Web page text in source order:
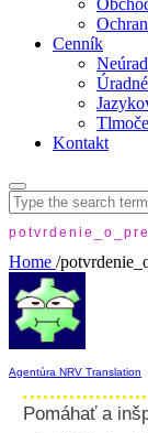
Cenník
Kontakt
Search
for:
Home /
Agentúra NRV Translation
Pomáhať a